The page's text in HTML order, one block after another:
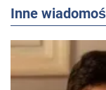
Inne